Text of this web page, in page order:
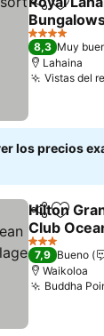
Compartir
4 Estrellas
8,3 Muy
Lahaina
Vistas del
los precios
Compartir
Hilton
Club
Waikoloa
3 Estrellas
7,9 Bueno
Waikoloa
Buddha